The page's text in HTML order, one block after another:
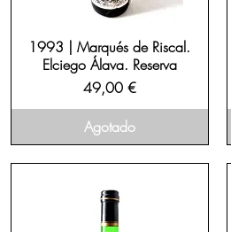
1993 | Marqués de Riscal.
Elciego Álava. Reserva
Precio
49,00 €
Agotado